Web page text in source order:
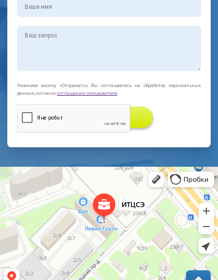
Нажимая кнопку «Отправить», Вы соглашаетесь на обработку персональных
данных, согласносоглашению пользователя